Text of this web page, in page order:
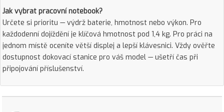
Jak vybrat pracovní notebook?
Určete si prioritu — výdrž baterie, hmotnost nebo výkon. Pro
každodenní dojíždění je klíčová hmotnost pod 1,4 kg. Pro práci na
jednom místě oceníte větší displej a lepší klávesnici. Vždy ověřte
dostupnost dokovací stanice pro váš model — ušetří čas při
připojování příslušenství.